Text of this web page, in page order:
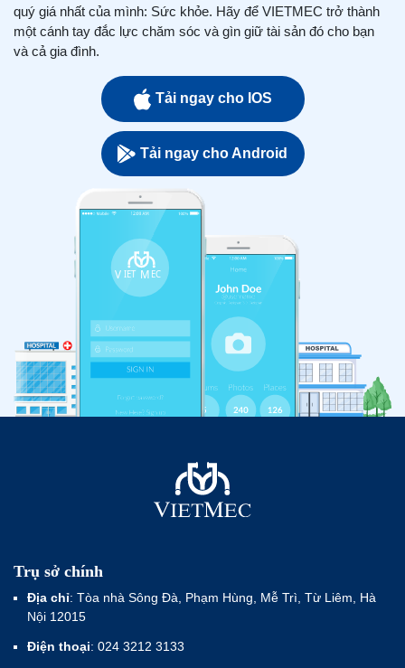
quý giá nhất của mình: Sức khỏe. Hãy để VIETMEC trở thành
một cánh tay đắc lực chăm sóc và gìn giữ tài sản đó cho bạn
và cả gia đình.
Tải ngay cho IOS
Tải ngay cho Android
Trụ sở chính
Địa chỉ: Tòa nhà Sông Đà, Phạm Hùng, Mễ Trì, Từ Liêm, Hà
Nội 12015
Điện thoại: 024 3212 3133